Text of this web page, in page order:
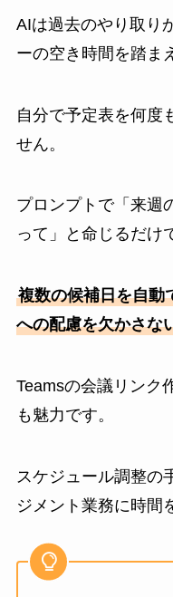
AIは過去のやり取り
ーの空き時間を踏ま
自分で予定表を何度
せん。
プロンプトで「来週
って」と命じるだけ
複数の候補日を自動
への配慮を欠かさな
Teamsの会議リンク
も魅力です。
スケジュール調整の
ジメント業務に時間